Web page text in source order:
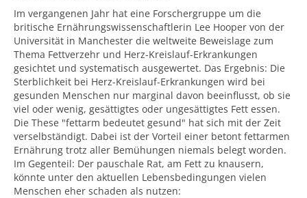
Im vergangenen Jahr hat eine Forschergruppe um die
britische Ernährungswissenschaftlerin Lee Hooper von der
Universität in Manchester die weltweite Beweislage zum
Thema Fettverzehr und Herz-Kreislauf-Erkrankungen
gesichtet und systematisch ausgewertet. Das Ergebnis: Die
Sterblichkeit bei Herz-Kreislauf-Erkrankungen wird bei
gesunden Menschen nur marginal davon beeinflusst, ob sie
viel oder wenig, gesättigtes oder ungesättigtes Fett essen.
Die These "fettarm bedeutet gesund" hat sich mit der Zeit
verselbständigt. Dabei ist der Vorteil einer betont fettarmen
Ernährung trotz aller Bemühungen niemals belegt worden.
Im Gegenteil: Der pauschale Rat, am Fett zu knausern,
könnte unter den aktuellen Lebensbedingungen vielen
Menschen eher schaden als nutzen: